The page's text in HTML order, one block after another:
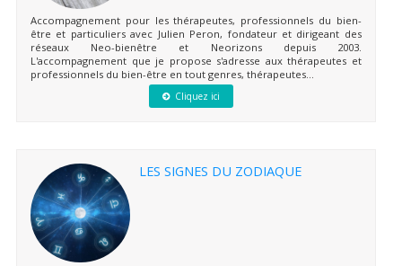
Accompagnement pour les thérapeutes, professionnels du bien-
être et particuliers avec Julien Peron, fondateur et dirigeant des
réseaux Neo-bienêtre et Neorizons depuis 2003.
L'accompagnement que je propose s'adresse aux thérapeutes et
professionnels du bien-être en tout genres, thérapeutes...
Cliquez ici
LES SIGNES DU ZODIAQUE